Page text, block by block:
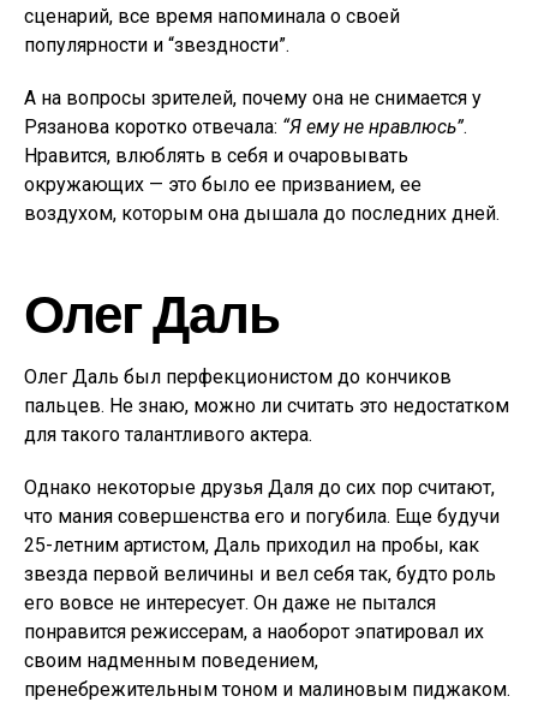
сценарий, все время напоминала о своей
популярности и “звездности”.
А на вопросы зрителей, почему она не снимается у
Рязанова коротко отвечала: “Я ему не нравлюсь”.
Нравится, влюблять в себя и очаровывать
окружающих — это было ее призванием, ее
воздухом, которым она дышала до последних дней.
Олег Даль
Олег Даль был перфекционистом до кончиков
пальцев. Не знаю, можно ли считать это недостатком
для такого талантливого актера.
Однако некоторые друзья Даля до сих пор считают,
что мания совершенства его и погубила. Еще будучи
25-летним артистом, Даль приходил на пробы, как
звезда первой величины и вел себя так, будто роль
его вовсе не интересует. Он даже не пытался
понравится режиссерам, а наоборот эпатировал их
своим надменным поведением,
пренебрежительным тоном и малиновым пиджаком.